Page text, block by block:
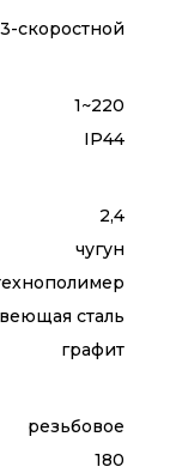
3-скоростной
1~220
IP44
2,4
чугун
сталь
графит
резьбовое
180